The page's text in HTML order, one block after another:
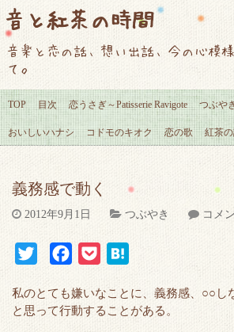
音と紅茶の時間
音楽と恋の話、想い出話、今の心模
て。
TOP 目次 恋うさぎ～Patisserie Ravigote つぶや
おいしいハナシ コドモのキオク 恋の歌 紅茶
義務感で動く
2012年9月1日 つぶやき コメ
i
c
e
c
k
t
e
私のとても嫌いなことに、義務感、○○し
と思って行動することがある。